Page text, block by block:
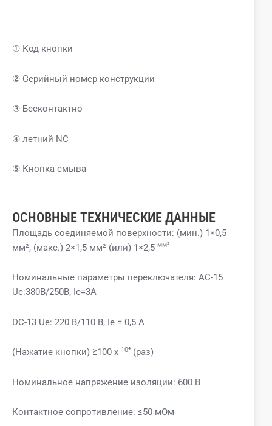
① Код кнопки
② Серийный номер конструкции
③ Бесконтактно
④ летний NC
⑤ Кнопка смыва
ОСНОВНЫЕ ТЕХНИЧЕСКИЕ ДАННЫЕ
Площадь соединяемой поверхности: (мин.) 1×0,5
мм², (макс.) 2×1,5 мм² (или) 1×2,5 мм²
Номинальные параметры переключателя: AC-15
Ue:380В/250В, Ie=3А
DC-13 Ue: 220 В/110 В, Ie = 0,5 А
(Нажатие кнопки) ≥100 x 10⁴ (раз)
Номинальное напряжение изоляции: 600 В
Контактное сопротивление: ≤50 мОм